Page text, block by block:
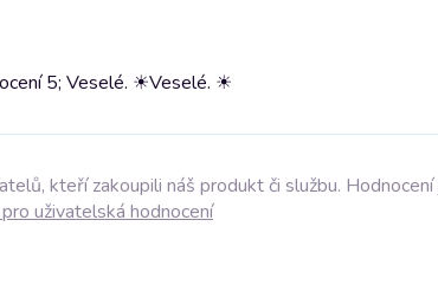
5; Veselé. ☀Veselé. ☀
kteří zakoupili náš produkt či službu.
uživatelská hodnocení